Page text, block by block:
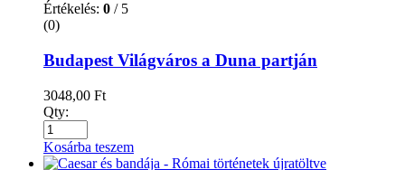
Értékelés: 0 / 5
(0)
Budapest Világváros a Duna partján
3048,00 Ft
Qty:
Kosárba teszem